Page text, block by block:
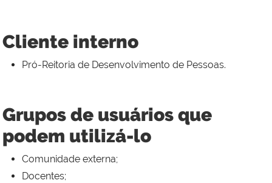
Cliente interno
Pró-Reitoria de Desenvolvimento de Pessoas.
Grupos de usuários que
podem utilizá-lo
Comunidade externa;
Docentes;